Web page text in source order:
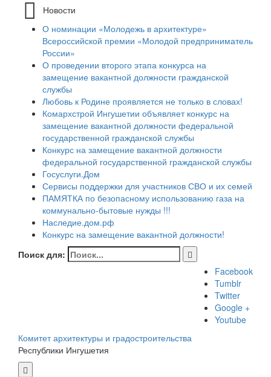
Новости
О номинации «Молодежь в архитектуре»
Всероссийской премии «Молодой предприниматель
России»
О проведении второго этапа конкурса на
замещение вакантной должности гражданской
службы
Любовь к Родине проявляется не только в словах!
Комархстрой Ингушетии объявляет конкурс на
замещение вакантной должности федеральной
государственной гражданской службы
Конкурс на замещение вакантной должности
федеральной государственной гражданской службы
Госуслуги.Дом
Сервисы поддержки для участников СВО и их семей
ПАМЯТКА по безопасному использованию газа на
коммунально-бытовые нужды !!!
Наследие.дом.рф
Конкурс на замещение вакантной должности!
Поиск для:
Facebook
Tumblr
Twitter
Google +
Youtube
Комитет архитектуры и градостроительства
Республики Ингушетия